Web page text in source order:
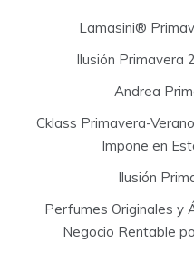
r
:
Lamasini®
Ilusión Primavera
Andrea
Cklass Primavera-
Impone en
Ilusión
Perfumes Originales y
Negocio Rentable